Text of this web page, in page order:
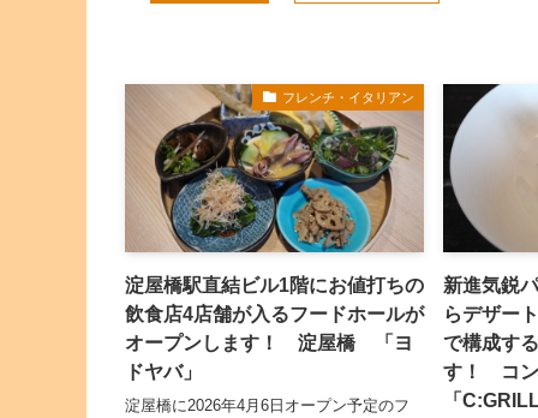
フレンチ・イタリアン
淀屋橋駅直結ビル1階にお値打ちの
飲食店4店舗が入るフードホールが
オープンします！ 淀屋橋 「ヨ
ドヤバ」
淀屋橋に2026年4月6日オープン予定のフ
新進気鋭
らデザー
で構成す
す！ コ
「